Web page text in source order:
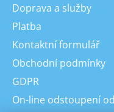
Doprava a služby
Platba
Kontaktní formulář
Obchodní podmínky
GDPR
On-line odstoupení